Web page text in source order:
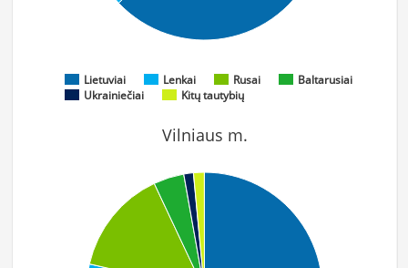
Lietuviai Lenkai Rusai
Baltarusiai
Ukrainiečiai
Kitų tautybių
Vilniaus m.